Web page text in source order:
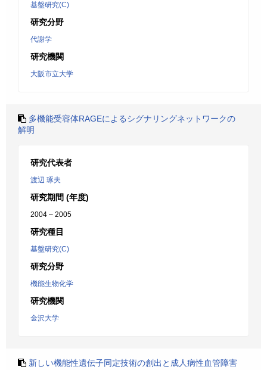
基盤研究(C)
研究分野
代謝学
研究機関
大阪市立大学
多機能受容体RAGEによるシグナリングネットワークの
解明
研究代表者
渡辺 琢夫
研究期間 (年度)
2004 – 2005
研究種目
基盤研究(C)
研究分野
機能生物化学
研究機関
金沢大学
新しい機能性遺伝子同定技術の創出と成人病性血管障害